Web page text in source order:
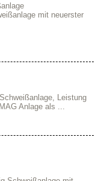
mit neuerster
Leistung
Anlage als ...